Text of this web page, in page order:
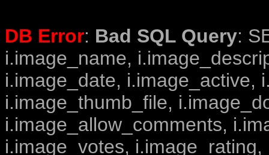
DB Error: Bad SQL Query:
i.image_name,
i.image_date, i.image_active,
i.image_thumb_file,
i.image_allow_comments,
i.image_votes,